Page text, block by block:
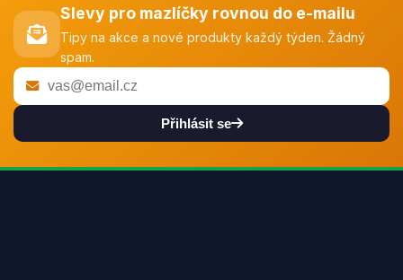
Slevy pro mazlíčky rovnou do e-mailu
Tipy na akce a nové produkty každý týden. Žádný
spam.
Přihlásit se